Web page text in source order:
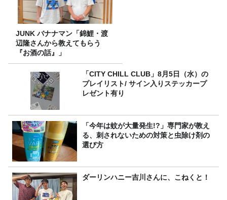
JUNK バナナマン「錦鯉・渡
辺隆さんから教えてもらう
『お酒の話』」
「CITY CHILL CLUB」8月5日（水）の
プレイリスト/ サイン入りステッカープ
レゼント有り
「今年は蚊が大量発生!?」専門家が教え
る、刺されないための対策と虫除け剤の
選び方
ダーリンハニー吉川さんに、こねくと！